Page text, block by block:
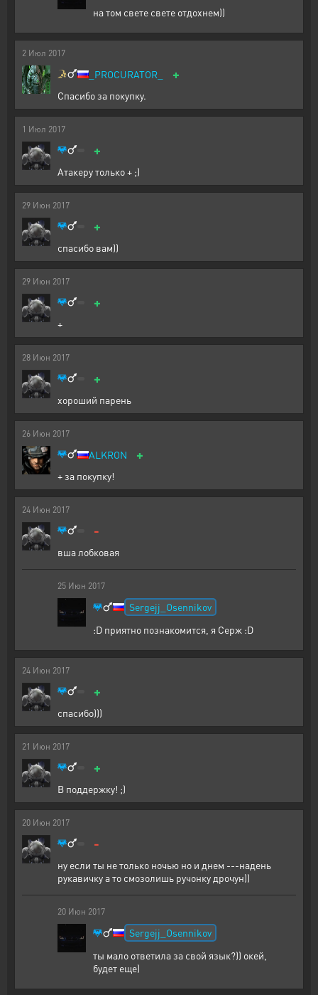
на том свете свете отдохнем))
2 Июл 2017
_PROCURATOR_ +
Спасибо за покупку.
1 Июл 2017
+
Атакеру только + ;)
29 Июн 2017
+
спасибо вам))
29 Июн 2017
+
+
28 Июн 2017
+
хороший парень
26 Июн 2017
ALKRON +
+ за покупку!
24 Июн 2017
-
вша лобковая
25 Июн 2017
Sergejj_Osennikov
:D приятно познакомится, я Серж :D
24 Июн 2017
+
спасибо)))
21 Июн 2017
+
В поддержку! ;)
20 Июн 2017
-
ну если ты не только ночью но и днем ---надень
рукавичку а то смозолишь ручонку дрочун))
20 Июн 2017
Sergejj_Osennikov
ты мало ответила за свой язык?)) окей,
будет еще)